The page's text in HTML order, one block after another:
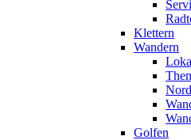
Klettern
Wandern
Golfen